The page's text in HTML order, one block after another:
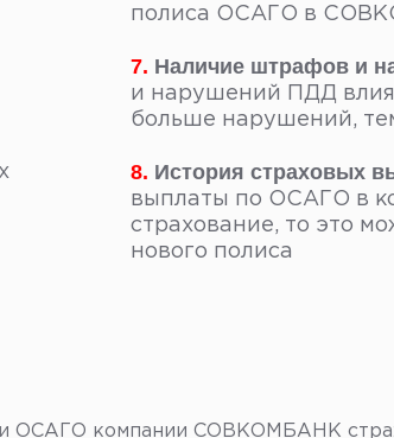
полиса ОСАГО в
7. Наличие штрафов и
и нарушений ПДД
больше нарушений,
8. История страховых
выплаты по ОСАГО в
страхование, то это
нового полиса
ОСАГО компании СОВКОМБАНК